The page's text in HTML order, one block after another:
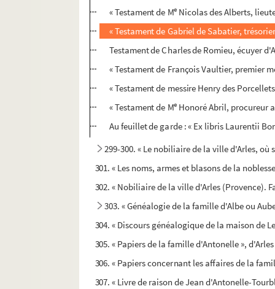
« Testament de Me Nicolas des Alberts,
« Testament de Gabriel de Sabatier,
Testament de Charles de Romieu, écuyer
« Testament de François Vaultier, premier
« Testament de messire Henry des
« Testament de Me Honoré Abril, procureur
Au feuillet de garde : « Ex libris Laurentii
299-300. « Le nobiliaire de la ville d'Arles,
301. « Les noms, armes et blasons de la
302. « Nobiliaire de la ville d'Arles (Provence).
303. « Généalogie de la famille d'Albe ou
304. « Discours généalogique de la maison de
305. « Papiers de la famille d'Antonelle », d'Arles
306. « Papiers concernant les affaires de la
307. « Livre de raison de Jean d'Antonelle-